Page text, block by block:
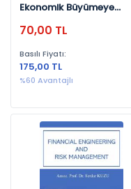
Seçkin Yayıncılık (2)
Yıllara Göre
2020 (21)
2022 (15)
2023 (12)
2019 (9)
2025 (7)
Ekonomik Büyümeye
70,00 TL
Basılı Fiyatı:
175,00 TL
%60 Avantajlı